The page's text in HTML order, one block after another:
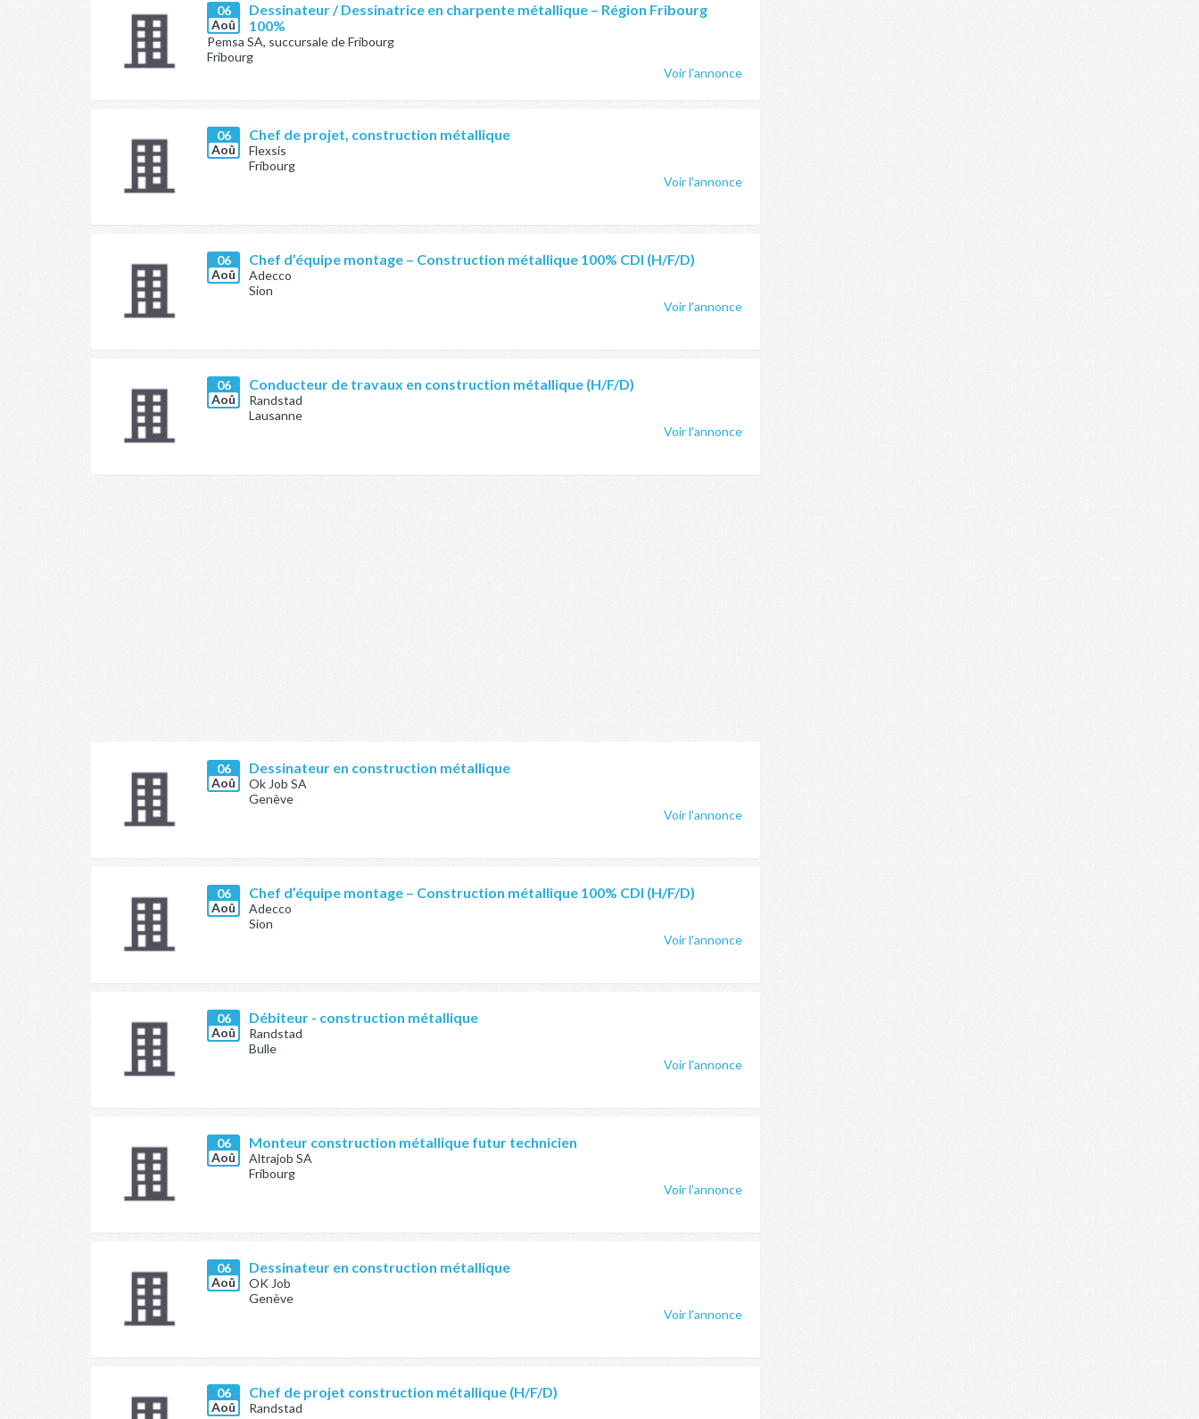
06
Aoû
Dessinateur / Dessinatrice en charpente métallique – Région Fribourg
100%
Pemsa SA, succursale de Fribourg
Fribourg
Voir l'annonce
06
Aoû
Chef de projet, construction métallique
Flexsis
Fribourg
Voir l'annonce
06
Aoû
Chef d’équipe montage – Construction métallique 100% CDI (H/F/D)
Adecco
Sion
Voir l'annonce
06
Aoû
Conducteur de travaux en construction métallique (H/F/D)
Randstad
Lausanne
Voir l'annonce
06
Aoû
Dessinateur en construction métallique
Ok Job SA
Genève
Voir l'annonce
06
Aoû
Chef d’équipe montage – Construction métallique 100% CDI (H/F/D)
Adecco
Sion
Voir l'annonce
06
Aoû
Débiteur - construction métallique
Randstad
Bulle
Voir l'annonce
06
Aoû
Monteur construction métallique futur technicien
Altrajob SA
Fribourg
Voir l'annonce
06
Aoû
Dessinateur en construction métallique
OK Job
Genève
Voir l'annonce
06
Aoû
Chef de projet construction métallique (H/F/D)
Randstad